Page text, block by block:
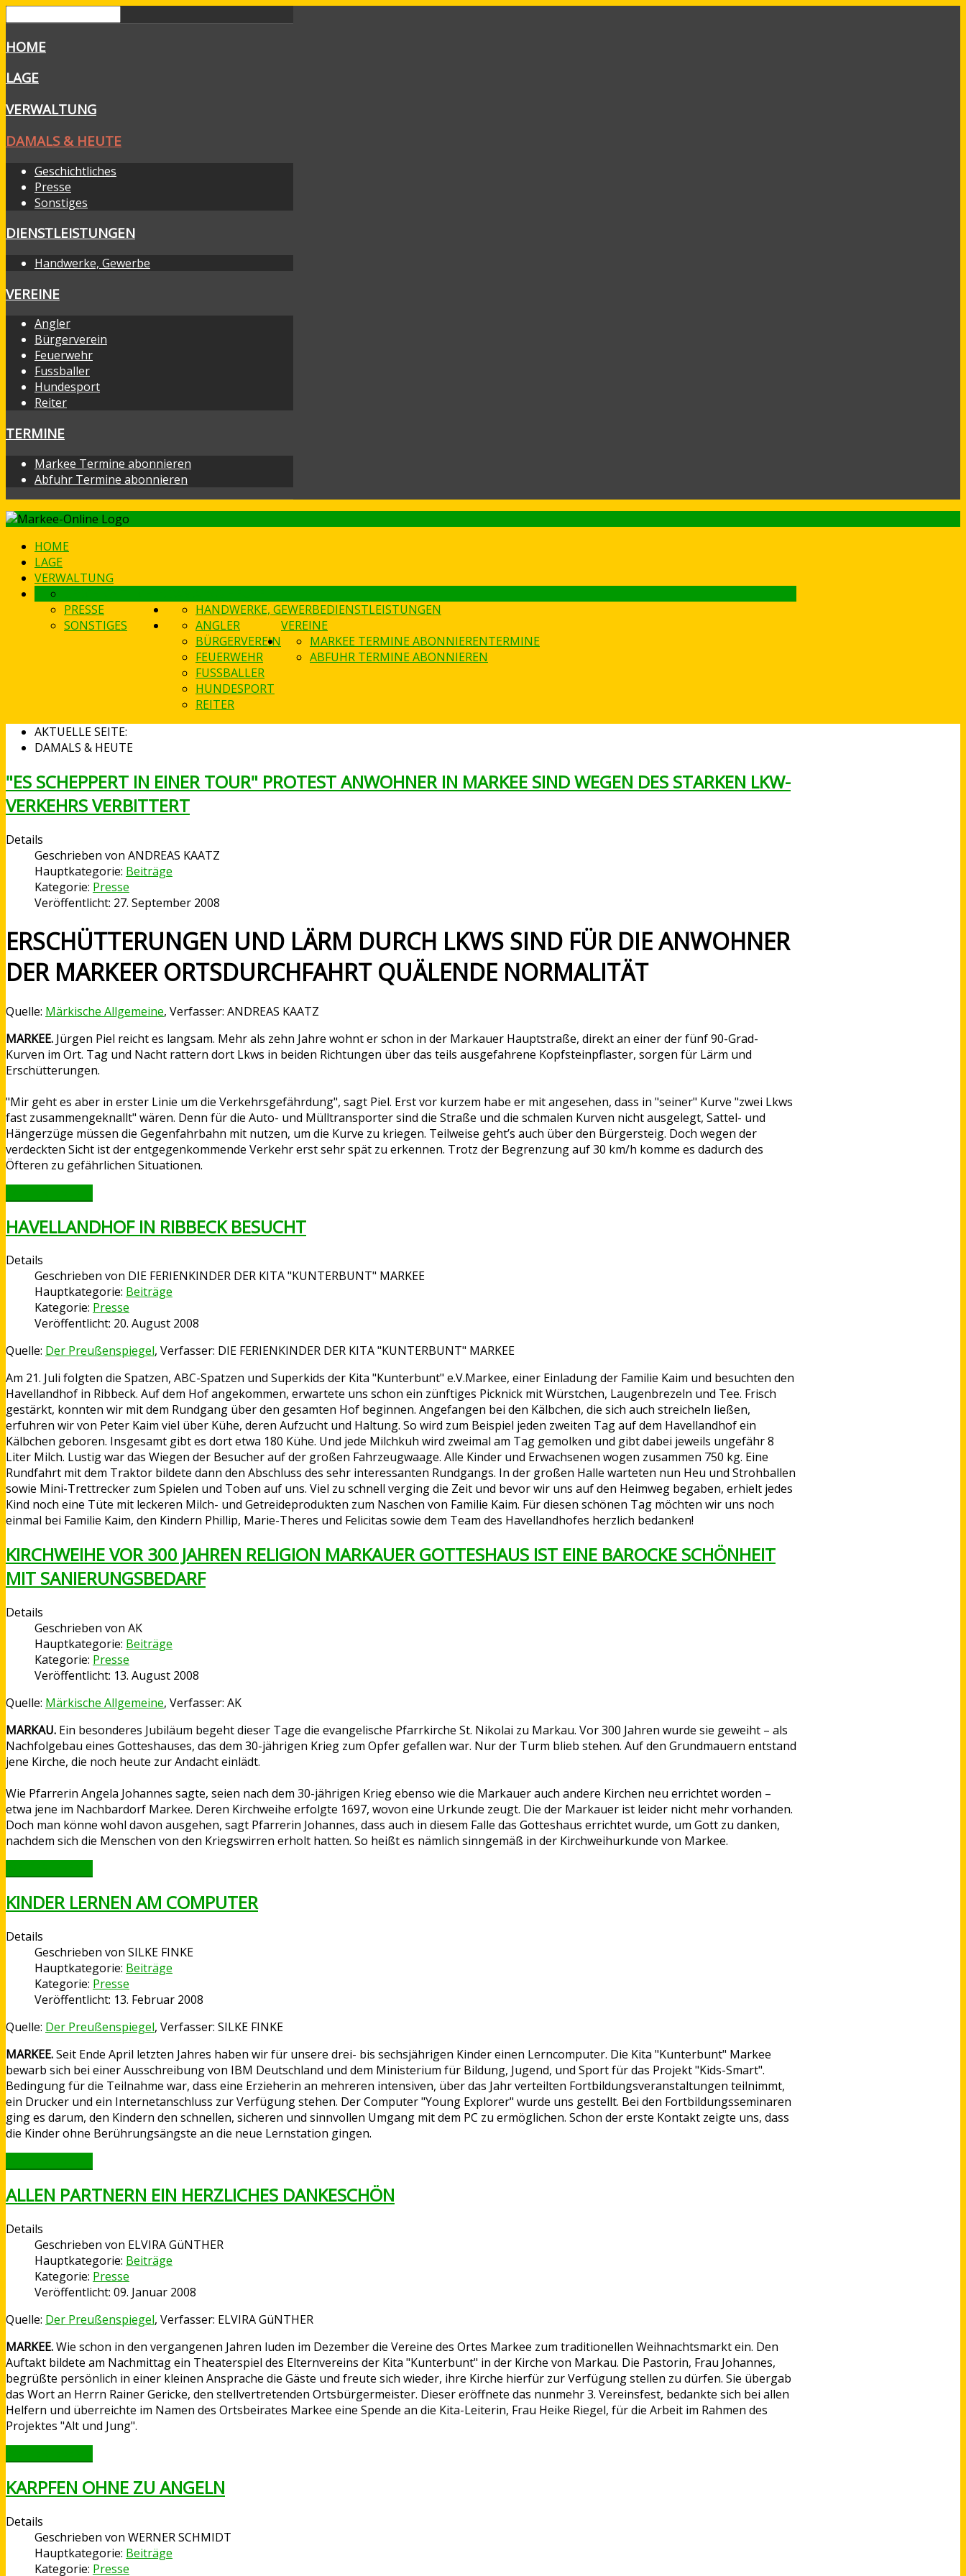
HOME
LAGE
VERWALTUNG
DAMALS & HEUTE
Geschichtliches
Presse
Sonstiges
DIENSTLEISTUNGEN
Handwerke, Gewerbe
VEREINE
Angler
Bürgerverein
Feuerwehr
Fussballer
Hundesport
Reiter
TERMINE
Markee Termine abonnieren
Abfuhr Termine abonnieren
HOME
LAGE
VERWALTUNG
PRESSE
SONSTIGES
DIENSTLEISTUNGEN
HANDWERKE, GEWERBE
VEREINE
ANGLER
BÜRGERVEREIN
FEUERWEHR
FUSSBALLER
HUNDESPORT
REITER
TERMINE
MARKEE TERMINE ABONNIEREN
ABFUHR TERMINE ABONNIEREN
AKTUELLE SEITE:
DAMALS & HEUTE
"ES SCHEPPERT IN EINER TOUR" PROTEST ANWOHNER IN MARKEE SIND WEGEN DES STARKEN LKW-
VERKEHRS VERBITTERT
Details
Geschrieben von ANDREAS KAATZ
Hauptkategorie: Beiträge
Kategorie: Presse
Veröffentlicht: 27. September 2008
ERSCHÜTTERUNGEN UND LÄRM DURCH LKWS SIND FÜR DIE ANWOHNER
DER MARKEER ORTSDURCHFAHRT QUÄLENDE NORMALITÄT
Quelle: Märkische Allgemeine, Verfasser: ANDREAS KAATZ
MARKEE. Jürgen Piel reicht es langsam. Mehr als zehn Jahre wohnt er schon in der Markauer Hauptstraße, direkt an einer der fünf 90-Grad-
Kurven im Ort. Tag und Nacht rattern dort Lkws in beiden Richtungen über das teils ausgefahrene Kopfsteinpflaster, sorgen für Lärm und
Erschütterungen.
"Mir geht es aber in erster Linie um die Verkehrsgefährdung", sagt Piel. Erst vor kurzem habe er mit angesehen, dass in "seiner" Kurve "zwei Lkws
fast zusammengeknallt" wären. Denn für die Auto- und Mülltransporter sind die Straße und die schmalen Kurven nicht ausgelegt, Sattel- und
Hängerzüge müssen die Gegenfahrbahn mit nutzen, um die Kurve zu kriegen. Teilweise geht’s auch über den Bürgersteig. Doch wegen der
verdeckten Sicht ist der entgegenkommende Verkehr erst sehr spät zu erkennen. Trotz der Begrenzung auf 30 km/h komme es dadurch des
Öfteren zu gefährlichen Situationen.
HAVELLANDHOF IN RIBBECK BESUCHT
Details
Geschrieben von DIE FERIENKINDER DER KITA "KUNTERBUNT" MARKEE
Hauptkategorie: Beiträge
Kategorie: Presse
Veröffentlicht: 20. August 2008
Quelle: Der Preußenspiegel, Verfasser: DIE FERIENKINDER DER KITA "KUNTERBUNT" MARKEE
Am 21. Juli folgten die Spatzen, ABC-Spatzen und Superkids der Kita "Kunterbunt" e.V.Markee, einer Einladung der Familie Kaim und besuchten den
Havellandhof in Ribbeck. Auf dem Hof angekommen, erwartete uns schon ein zünftiges Picknick mit Würstchen, Laugenbrezeln und Tee. Frisch
gestärkt, konnten wir mit dem Rundgang über den gesamten Hof beginnen. Angefangen bei den Kälbchen, die sich auch streicheln ließen,
erfuhren wir von Peter Kaim viel über Kühe, deren Aufzucht und Haltung. So wird zum Beispiel jeden zweiten Tag auf dem Havellandhof ein
Kälbchen geboren. Insgesamt gibt es dort etwa 180 Kühe. Und jede Milchkuh wird zweimal am Tag gemolken und gibt dabei jeweils ungefähr 8
Liter Milch. Lustig war das Wiegen der Besucher auf der großen Fahrzeugwaage. Alle Kinder und Erwachsenen wogen zusammen 750 kg. Eine
Rundfahrt mit dem Traktor bildete dann den Abschluss des sehr interessanten Rundgangs. In der großen Halle warteten nun Heu und Strohballen
sowie Mini-Trettrecker zum Spielen und Toben auf uns. Viel zu schnell verging die Zeit und bevor wir uns auf den Heimweg begaben, erhielt jedes
Kind noch eine Tüte mit leckeren Milch- und Getreideprodukten zum Naschen von Familie Kaim. Für diesen schönen Tag möchten wir uns noch
einmal bei Familie Kaim, den Kindern Phillip, Marie-Theres und Felicitas sowie dem Team des Havellandhofes herzlich bedanken!
KIRCHWEIHE VOR 300 JAHREN RELIGION MARKAUER GOTTESHAUS IST EINE BAROCKE SCHÖNHEIT
MIT SANIERUNGSBEDARF
Details
Geschrieben von AK
Hauptkategorie: Beiträge
Kategorie: Presse
Veröffentlicht: 13. August 2008
Quelle: Märkische Allgemeine, Verfasser: AK
MARKAU. Ein besonderes Jubiläum begeht dieser Tage die evangelische Pfarrkirche St. Nikolai zu Markau. Vor 300 Jahren wurde sie geweiht – als
Nachfolgebau eines Gotteshauses, das dem 30-jährigen Krieg zum Opfer gefallen war. Nur der Turm blieb stehen. Auf den Grundmauern entstand
jene Kirche, die noch heute zur Andacht einlädt.
Wie Pfarrerin Angela Johannes sagte, seien nach dem 30-jährigen Krieg ebenso wie die Markauer auch andere Kirchen neu errichtet worden –
etwa jene im Nachbardorf Markee. Deren Kirchweihe erfolgte 1697, wovon eine Urkunde zeugt. Die der Markauer ist leider nicht mehr vorhanden.
Doch man könne wohl davon ausgehen, sagt Pfarrerin Johannes, dass auch in diesem Falle das Gotteshaus errichtet wurde, um Gott zu danken,
nachdem sich die Menschen von den Kriegswirren erholt hatten. So heißt es nämlich sinngemäß in der Kirchweihurkunde von Markee.
KINDER LERNEN AM COMPUTER
Details
Geschrieben von SILKE FINKE
Hauptkategorie: Beiträge
Kategorie: Presse
Veröffentlicht: 13. Februar 2008
Quelle: Der Preußenspiegel, Verfasser: SILKE FINKE
MARKEE.Seit Ende April letzten Jahres haben wir für unsere drei- bis sechsjährigen Kinder einen Lerncomputer. Die Kita "Kunterbunt" Markee
bewarb sich bei einer Ausschreibung von IBM Deutschland und dem Ministerium für Bildung, Jugend, und Sport für das Projekt "Kids-Smart".
Bedingung für die Teilnahme war, dass eine Erzieherin an mehreren intensiven, über das Jahr verteilten Fortbildungsveranstaltungen teilnimmt,
ein Drucker und ein Internetanschluss zur Verfügung stehen. Der Computer "Young Explorer" wurde uns gestellt. Bei den Fortbildungsseminaren
ging es darum, den Kindern den schnellen, sicheren und sinnvollen Umgang mit dem PC zu ermöglichen. Schon der erste Kontakt zeigte uns, dass
die Kinder ohne Berührungsängste an die neue Lernstation gingen.
ALLEN PARTNERN EIN HERZLICHES DANKESCHÖN
Details
Geschrieben von ELVIRA GüNTHER
Hauptkategorie: Beiträge
Kategorie: Presse
Veröffentlicht: 09. Januar 2008
Quelle: Der Preußenspiegel, Verfasser: ELVIRA GüNTHER
MARKEE.Wie schon in den vergangenen Jahren luden im Dezember die Vereine des Ortes Markee zum traditionellen Weihnachtsmarkt ein. Den
Auftakt bildete am Nachmittag ein Theaterspiel des Elternvereins der Kita "Kunterbunt" in der Kirche von Markau. Die Pastorin, Frau Johannes,
begrüßte persönlich in einer kleinen Ansprache die Gäste und freute sich wieder, ihre Kirche hierfür zur Verfügung stellen zu dürfen. Sie übergab
das Wort an Herrn Rainer Gericke, den stellvertretenden Ortsbürgermeister. Dieser eröffnete das nunmehr 3. Vereinsfest, bedankte sich bei allen
Helfern und überreichte im Namen des Ortsbeirates Markee eine Spende an die Kita-Leiterin, Frau Heike Riegel, für die Arbeit im Rahmen des
Projektes "Alt und Jung".
KARPFEN OHNE ZU ANGELN
Details
Geschrieben von WERNER SCHMIDT
Hauptkategorie: Beiträge
Kategorie: Presse